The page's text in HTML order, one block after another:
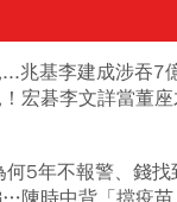
兆基李建成涉吞7
宏碁李文詳當董
5年不報警、錢找